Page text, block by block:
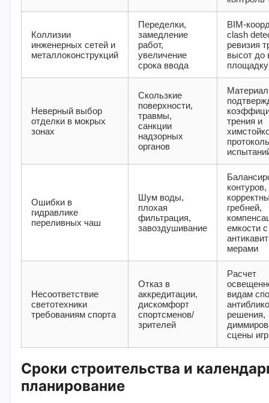
Коллизии
инженерных сетей и
металлоконструкций
Переделки,
замедление
работ,
увеличение
срока ввода
BIM-
clash
ревизия
высот до
площадку
Неверный выбор
отделки в мокрых
зонах
Скользкие
поверхности,
травмы,
санкции
надзорных
органов
трения и
Ошибки в
гидравлике
переливных чаш
Шум воды,
плохая
фильтрация,
завоздушивание
контуров,
гребней,
емкости с
мерами
Несоответствие
светотехники
требованиям спорта
Отказ в
аккредитации,
дискомфорт
спортсменов/
зрителей
Расчет
видам
решения,
сцены
Сроки строительства и
планирование